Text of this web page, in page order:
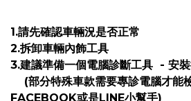
1.請先確認車輛況是否正常
2.拆卸車輛內飾工具
3.建議準備一個電腦診斷工具 - 安
(部分特殊車款需要專診電腦才能
FACEBOOK或是LINE小幫手)